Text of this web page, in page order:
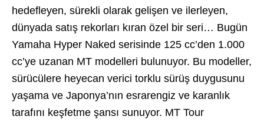
hedefleyen, sürekli olarak gelişen ve ilerleyen,
dünyada satış rekorları kıran özel bir seri… Bugün
Yamaha Hyper Naked serisinde 125 cc’den 1.000
cc’ye uzanan MT modelleri bulunuyor. Bu modeller,
sürücülere heyecan verici torklu sürüş duygusunu
yaşama ve Japonya’nın esrarengiz ve karanlık
tarafını keşfetme şansı sunuyor. MT Tour